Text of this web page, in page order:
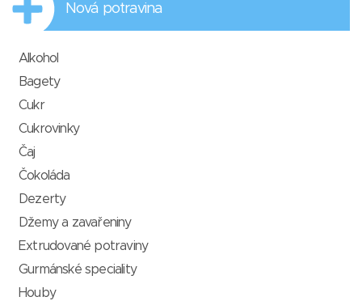
Nová potravina
Alkohol
Bagety
Cukr
Cukrovinky
Čaj
Čokoláda
Dezerty
Džemy a zavařeniny
Extrudované potraviny
Gurmánské speciality
Houby